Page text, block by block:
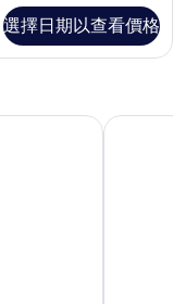
選擇日期以查看價格
安塔利